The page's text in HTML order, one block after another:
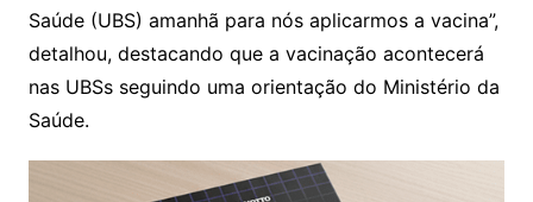
Saúde (UBS) amanhã para nós aplicarmos a vacina”,
detalhou, destacando que a vacinação acontecerá
nas UBSs seguindo uma orientação do Ministério da
Saúde.